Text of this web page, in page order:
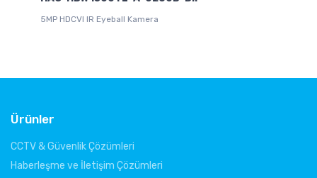
5MP HDCVI IR Eyeball Kamera
Ürünler
CCTV & Güvenlik Çözümleri
Haberleşme ve İletişim Çözümleri